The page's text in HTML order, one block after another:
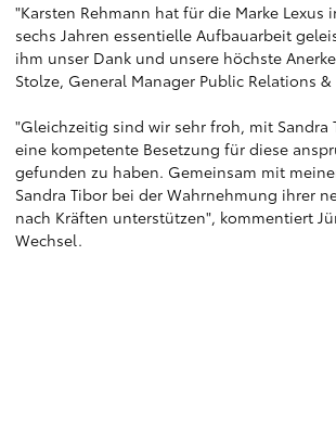
"Karsten Rehmann hat für die Marke Lexus
sechs Jahren essentielle Aufbauarbeit
ihm unser Dank und unsere höchste
Stolze, General Manager Public Relations &
"Gleichzeitig sind wir sehr froh, mit Sandra
eine kompetente Besetzung für diese
gefunden zu haben. Gemeinsam mit
Sandra Tibor bei der Wahrnehmung ihrer
nach Kräften unterstützen", kommentiert
Wechsel.